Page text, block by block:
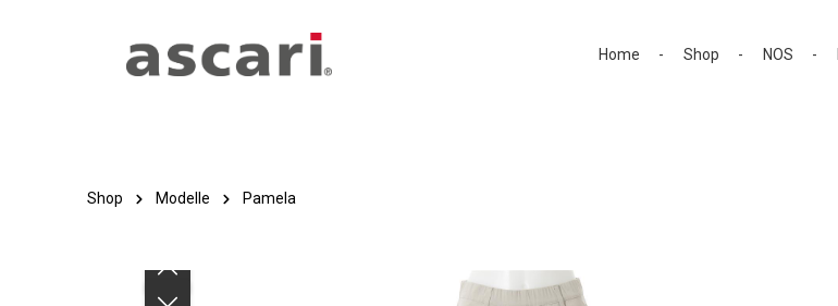
Home
Shop NOS
Shop Modelle Pamela